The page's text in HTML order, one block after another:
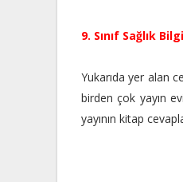
9. Sınıf Sağlık
Yukarıda yer alan
birden çok yayın
yayının kitap